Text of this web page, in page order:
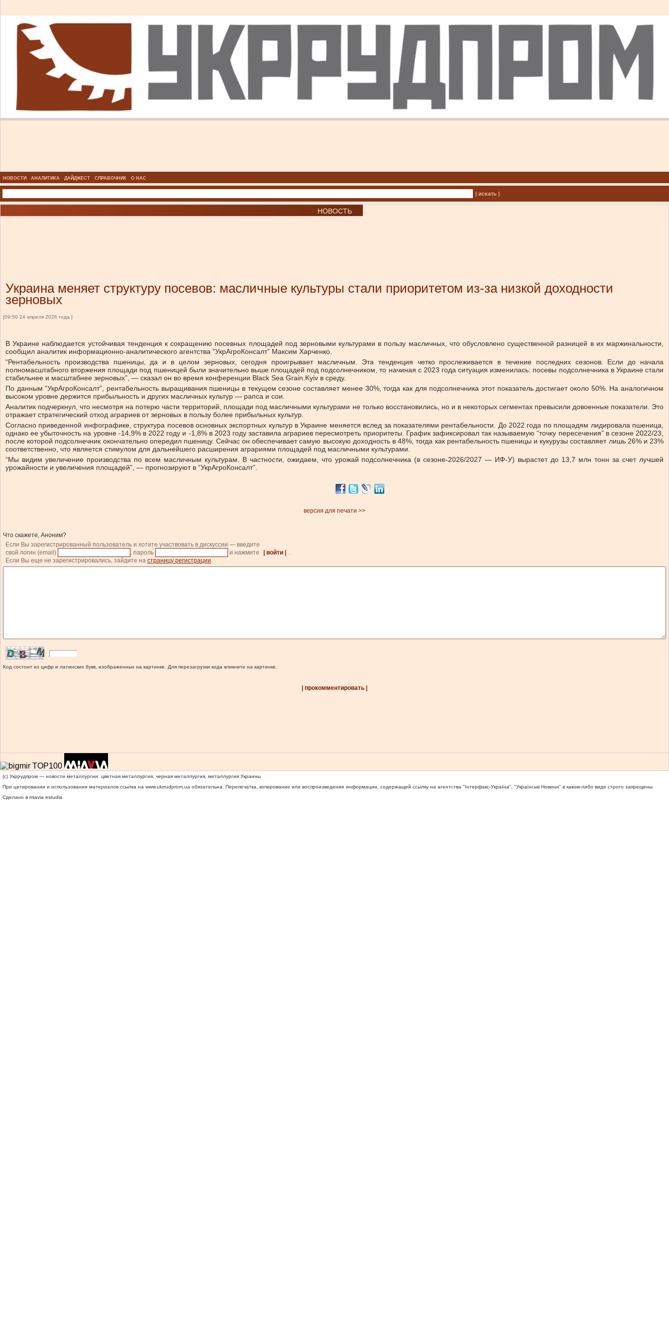
НОВОСТИ АНАЛИТИКА ДАЙДЖЕСТ СПРАВОЧНИК О НАС
| искать |
НОВОСТЬ
Украина меняет структуру посевов: масличные культуры стали приоритетом из-за низкой доходности
зерновых
[09:50 24 апреля 2026 года ]
В Украине наблюдается устойчивая тенденция к сокращению посевных площадей под зерновыми культурами в пользу масличных, что обусловлено существенной разницей в их маржинальности,
сообщил аналитик информационно-аналитического агентства “УкрАгроКонсалт” Максим Харченко.
“Рентабельность производства пшеницы, да и в целом зерновых, сегодня проигрывает масличным. Эта тенденция четко прослеживается в течение последних сезонов. Если до начала
полномасштабного вторжения площади под пшеницей были значительно выше площадей под подсолнечником, то начиная с 2023 года ситуация изменилась: посевы подсолнечника в Украине стали
стабильнее и масштабнее зерновых”, — сказал он во время конференции Black Sea Grain.Kyiv в среду.
По данным “УкрАгроКонсалт”, рентабельность выращивания пшеницы в текущем сезоне составляет менее 30%, тогда как для подсолнечника этот показатель достигает около 50%. На аналогичном
высоком уровне держится прибыльность и других масличных культур — рапса и сои.
Аналитик подчеркнул, что несмотря на потерю части территорий, площади под масличными культурами не только восстановились, но и в некоторых сегментах превысили довоенные показатели. Это
отражает стратегический отход аграриев от зерновых в пользу более прибыльных культур.
Согласно приведенной инфографике, структура посевов основных экспортных культур в Украине меняется вслед за показателями рентабельности. До 2022 года по площадям лидировала пшеница,
однако ее убыточность на уровне -14,9% в 2022 году и -1,8% в 2023 году заставила аграриев пересмотреть приоритеты. График зафиксировал так называемую “точку пересечения” в сезоне 2022/23,
после которой подсолнечник окончательно опередил пшеницу. Сейчас он обеспечивает самую высокую доходность в 48%, тогда как рентабельность пшеницы и кукурузы составляет лишь 26% и 23%
соответственно, что является стимулом для дальнейшего расширения аграриями площадей под масличными культурами.
“Мы видим увеличение производства по всем масличным культурам. В частности, ожидаем, что урожай подсолнечника (в сезоне-2026/2027 — ИФ-У) вырастет до 13,7 млн тонн за счет лучшей
урожайности и увеличения площадей”, — прогнозируют в “УкрАгроКонсалт”.
версия для печати >>
Что скажете, Аноним?
Если Вы зарегистрированный пользователь и хотите участвовать в дискуссии — введите
свой логин (email)
, пароль и нажмите | войти |
.
Если Вы еще не зарегистрировались, зайдите на страницу регистрации.
Код состоит из цифр и латинских букв, изображенных на картинке. Для перезагрузки кода кликните на картинке.
| прокомментировать |
(c) Укррудпром — новости металлургии: цветная металлургия, черная металлургия, металлургия Украины
При цитировании и использовании материалов ссылка на www.ukrrudprom.ua обязательна. Перепечатка, копирование или воспроизведение информации, содержащей ссылку на агентства "Iнтерфакс-Україна", "Українськi Новини" в каком-либо виде строго запрещены
Сделано в miavia estudia.